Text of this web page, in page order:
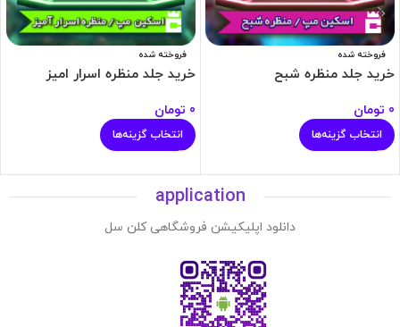
فروخته شده
خرید جلد منظره شبح
0 تومان
انتخاب گزینه‌ها
فروخته شده
خرید جلد منظره اسرار امیز
0 تومان
انتخاب گزینه‌ها
application
دانلود اپلیکیشن فروشگاهی کلن سل